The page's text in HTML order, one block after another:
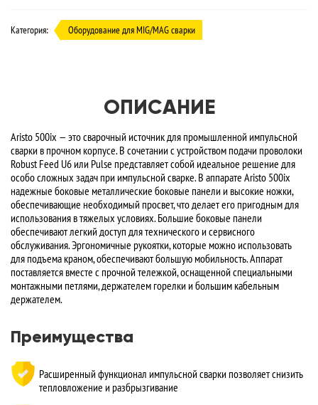
Категория: Оборудование для MIG/MAG сварки
ОПИСАНИЕ
Aristo 500ix — это сварочный источник для промышленной импульсной
сварки в прочном корпусе. В сочетании с устройством подачи проволоки
Robust Feed U6 или Pulse представляет собой идеальное решение для
особо сложных задач при импульсной сварке. В аппарате Aristo 500ix
надежные боковые металлические боковые панели и высокие ножки,
обеспечивающие необходимый просвет, что делает его пригодным для
использования в тяжелых условиях. Большие боковые панели
обеспечивают легкий доступ для технического и сервисного
обслуживания. Эргономичные рукоятки, которые можно использовать
для подъема краном, обеспечивают большую мобильность. Аппарат
поставляется вместе с прочной тележкой, оснащенной специальными
монтажными петлями, держателем горелки и большим кабельным
держателем.
Преимущества
Расширенный функционал импульсной сварки позволяет снизить
тепловложение и разбрызгивание